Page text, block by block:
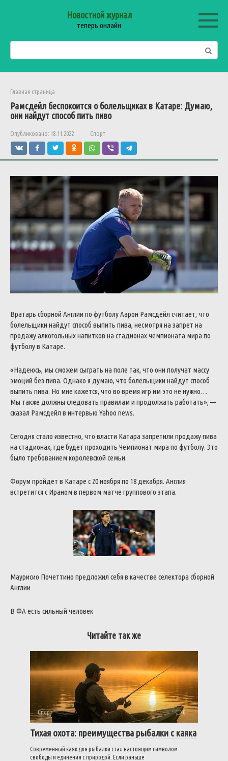
Новостной журнал
теперь онлайн
Главная страница
Рамсдейл беспокоится о болельщиках в Катаре: Думаю,
они найдут способ пить пиво
Опубликовано: 18.11.2022 Спорт
Вратарь сборной Англии по футболу Аарон Рамсдейл считает, что
болельщики найдут способ выпить пива, несмотря на запрет на
продажу алкогольных напитков на стадионах чемпионата мира по
футболу в Катаре.
«Надеюсь, мы сможем сыграть на поле так, что они получат массу
эмоций без пива. Однако я думаю, что болельщики найдут способ
выпить пива. Но мне кажется, что во время игр им это не нужно…
Мы также должны следовать правилам и продолжать работать», —
сказал Рамсдейл в интервью Yahoo news.
Сегодня стало известно, что власти Катара запретили продажу пива
на стадионах, где будет проходить Чемпионат мира по футболу. Это
было требованием королевской семьи.
Форум пройдет в Катаре с 20 ноября по 18 декабря. Англия
встретится с Ираном в первом матче группового этапа.
Маурисио Почеттино предложил себя в качестве селектора сборной
Англии
В ФА есть сильный человек
Читайте так же
Спорт 0
Тихая охота: преимущества рыбалки с каяка
Современный каяк для рыбалки стал настоящим символом
свободы и единения с природой. Если раньше